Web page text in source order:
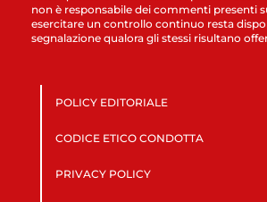
non è responsabile dei commenti presenti
esercitare un controllo continuo resta
segnalazione qualora gli stessi risultano
POLICY EDITORIALE
CODICE ETICO CONDOTTA
PRIVACY POLICY